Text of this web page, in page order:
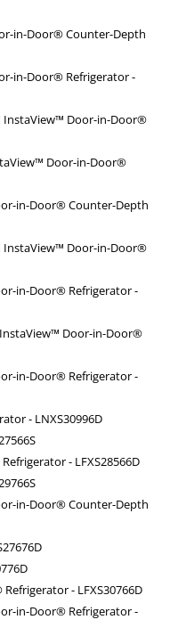
in-Door® Counter-Depth
in-Door® Refrigerator -
InstaView™ Door-in-Door®
Door-in-Door®
in-Door® Counter-Depth
InstaView™ Door-in-Door®
in-Door® Refrigerator -
Door-in-Door®
in-Door® Refrigerator -
- LNXS30996D
- LFXS28566D
in-Door® Counter-Depth
- LFXS30766D
in-Door® Refrigerator -